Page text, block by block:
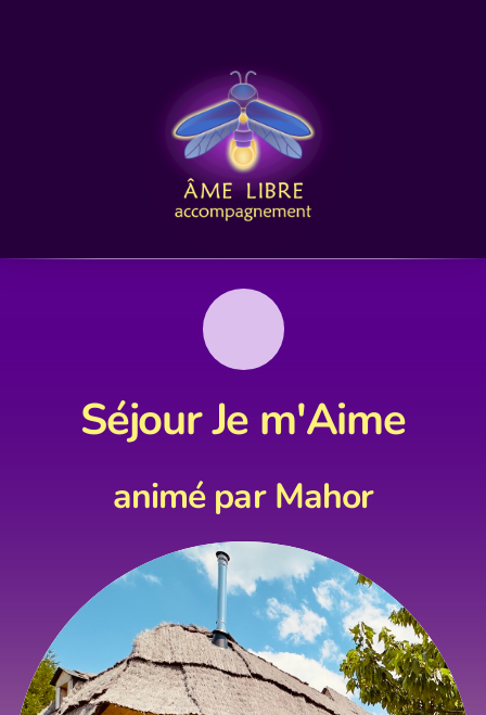
Séjour Je m'Aime
animé par Mahor